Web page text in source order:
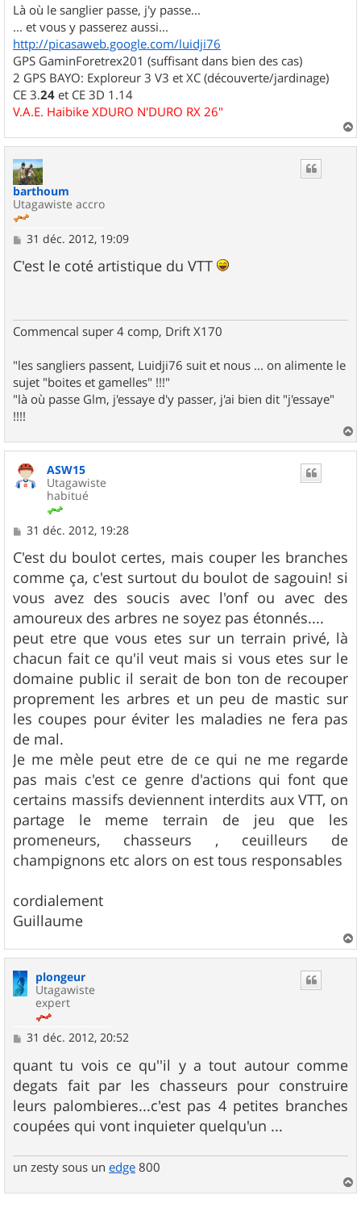
Là où le sanglier passe, j'y passe...
... et vous y passerez aussi...
http://picasaweb.google.com/luidji76
GPS GaminForetrex201 (suffisant dans bien des cas)
2 GPS BAYO: Exploreur 3 V3 et XC (découverte/jardinage)
CE 3.24 et CE 3D 1.14
V.A.E. Haibike XDURO N'DURO RX 26"
a
barthoum
Utagawiste accro
M
s
s
31 déc. 2012, 19:09
C'est le coté artistique du VTT
Commencal super 4 comp, Drift X170
"les sangliers passent, Luidji76 suit et nous ... on alimente le
sujet "boites et gamelles" !!!"
"là où passe Glm, j'essaye d'y passer, j'ai bien dit "j'essaye"
!!!!
a
ASW15
Utagawiste
habitué
M
s
s
a
g
e
31 déc. 2012, 19:28
C'est du boulot certes, mais couper les branches
comme ça, c'est surtout du boulot de sagouin! si
vous avez des soucis avec l'onf ou avec des
amoureux des arbres ne soyez pas étonnés....
peut etre que vous etes sur un terrain privé, là
chacun fait ce qu'il veut mais si vous etes sur le
domaine public il serait de bon ton de recouper
proprement les arbres et un peu de mastic sur
les coupes pour éviter les maladies ne fera pas
de mal.
Je me mèle peut etre de ce qui ne me regarde
pas mais c'est ce genre d'actions qui font que
certains massifs deviennent interdits aux VTT, on
partage le meme terrain de jeu que les
promeneurs, chasseurs , ceuilleurs de
champignons etc alors on est tous responsables
cordialement
Guillaume
a
plongeur
Utagawiste
expert
M
s
s
a
g
e
31 déc. 2012, 20:52
quant tu vois ce qu''il y a tout autour comme
degats fait par les chasseurs pour construire
leurs palombieres...c'est pas 4 petites branches
coupées qui vont inquieter quelqu'un ...
un zesty sous un edge 800
a